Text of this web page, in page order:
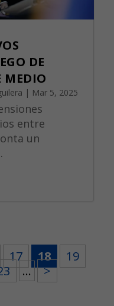
DE
MEDIO
| Mar 5, 2025
entre
un
17 18
19
... >